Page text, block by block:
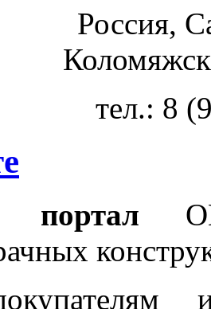
Россия,
тел.: 8
портал